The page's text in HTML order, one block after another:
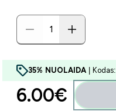
35% NUOLAIDA | Kodas:
6.00€‎